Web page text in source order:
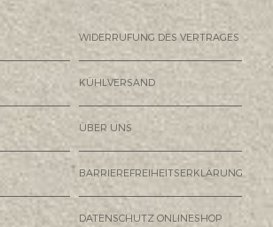
WIDERRUFUNG DES VERTRAGES
KÜHLVERSAND
ÜBER UNS
BARRIEREFREIHEITSERKLÄRUNG
DATENSCHUTZ ONLINESHOP